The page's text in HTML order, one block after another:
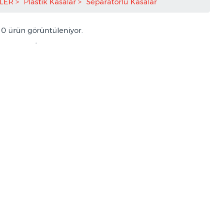
ürün görüntüleniyor.
,